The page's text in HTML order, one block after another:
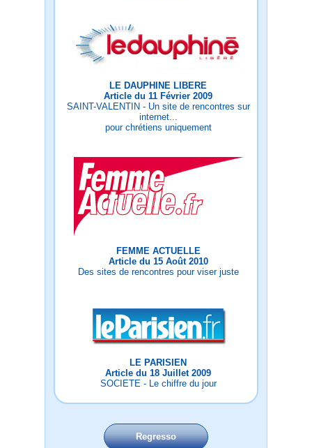
LE DAUPHINE LIBERE
Article du 11 Février 2009
SAINT-VALENTIN - Un site de rencontres sur
internet...
pour chrétiens uniquement
FEMME ACTUELLE
Article du 15 Août 2010
Des sites de rencontres pour viser juste
LE PARISIEN
Article du 18 Juillet 2009
SOCIETE - Le chiffre du jour
Regresso